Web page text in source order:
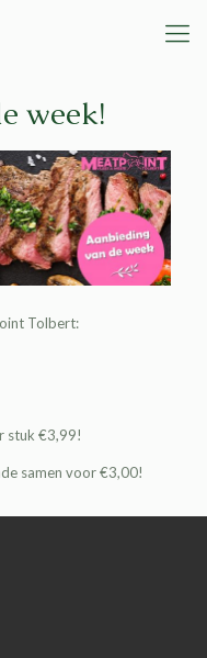
week!
Tolbert:
stuk €3,99!
samen voor €3,00!